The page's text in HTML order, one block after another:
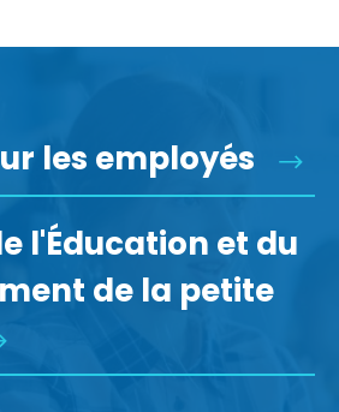
les employés
l'Éducation et du
de la petite